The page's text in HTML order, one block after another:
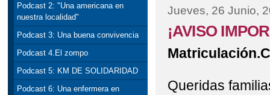
Podcast 2: "Una americana en
nuestra localidad"
Podcast 3: Una buena convivencia
Podcast 4.El zompo
Podcast 5: KM DE SOLIDARIDAD
Podcast 6: Una enfermera en
Jueves, 26 Junio,
¡AVISO
Queridas